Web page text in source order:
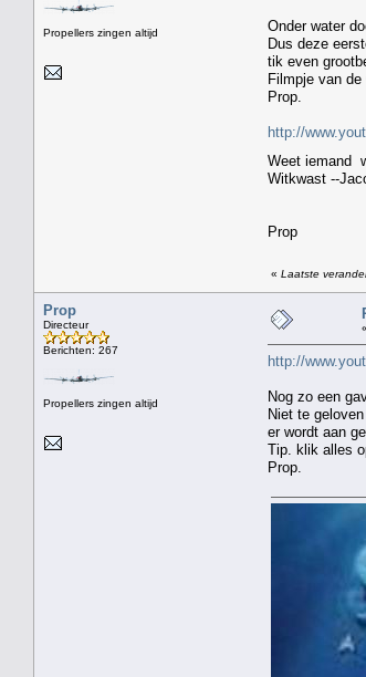
Propellers zingen altijd
Onder water
Dus deze
tik even
Filmpje van
Prop.
http://
Weet iemand
Witkwast --
Prop
« Laatste
Prop
Directeur
Berichten: 267
Propellers zingen altijd
«
http://
Nog zo een
Niet te
er wordt aan
Tip. klik alles
Prop.